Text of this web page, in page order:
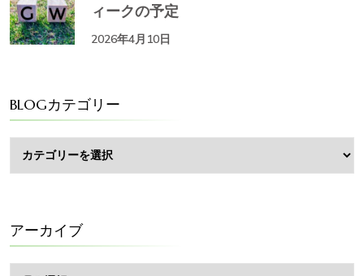
ィークの予定
2026年4月10日
BLOGカテゴリー
カ
テ
ー
アーカイブ